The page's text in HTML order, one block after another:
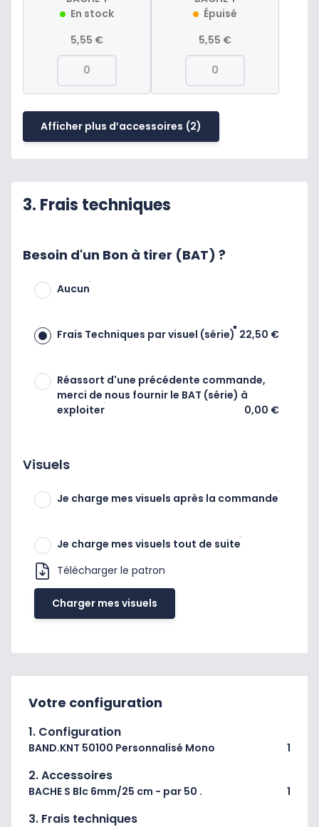
En stock
5,55 €
Épuisé
5,55 €
Afficher plus d’accessoires (2)
3. Frais techniques
Besoin d'un Bon à tirer (BAT) ?
Aucun
Frais Techniques par visuel (série) 22,50 €
Réassort d'une précédente commande,
merci de nous fournir le BAT (série) à
exploiter
0,00 €
Visuels
Je charge mes visuels après la commande
Je charge mes visuels tout de suite
Télécharger le patron
Charger mes visuels
Votre configuration
1. Configuration
BAND.KNT 50100 Personnalisé Mono 1
2. Accessoires
BACHE S Blc 6mm/25 cm - par 50 . 1
3. Frais techniques